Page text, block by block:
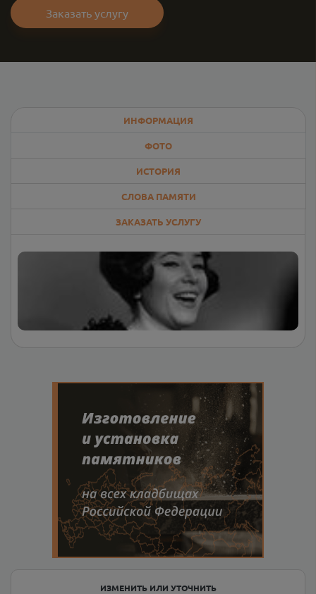
Заказать услугу
ИНФОРМАЦИЯ
ФОТО
ИСТОРИЯ
СЛОВА ПАМЯТИ
ЗАКАЗАТЬ УСЛУГУ
ИЗМЕНИТЬ ИЛИ УТОЧНИТЬ